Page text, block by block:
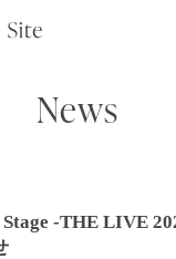
News
Stage -THE LIVE